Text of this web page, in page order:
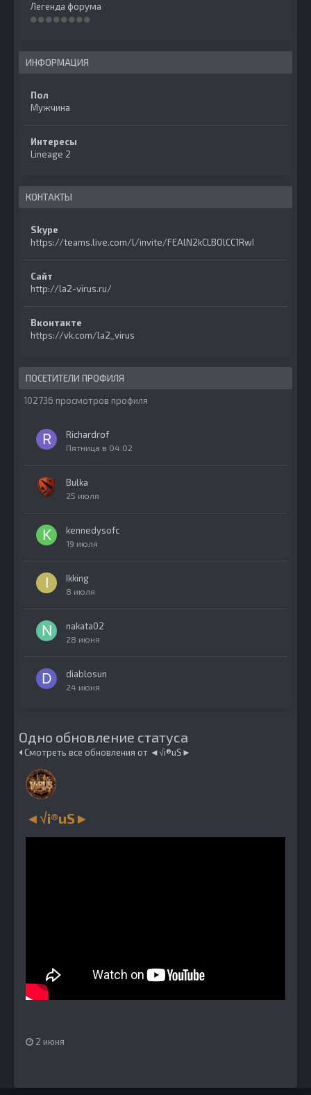
Легенда форума
ИНФОРМАЦИЯ
Пол
Мужчина
Интересы
Lineage 2
КОНТАКТЫ
Skype
https://teams.live.com/l/invite/FEAlN2kCLBOlCC1RwI
Сайт
http://la2-virus.ru/
Вконтакте
https://vk.com/la2_virus
ПОСЕТИТЕЛИ ПРОФИЛЯ
102736 просмотров профиля
Richardrof
Пятница в 04:02
Bulka
25 июля
kennedysofc
19 июля
Ikking
8 июля
nakata02
28 июня
diablosun
24 июня
Одно обновление статуса
Смотреть все обновления от ◄√i®uS►
◄√i®uS►
2 июня